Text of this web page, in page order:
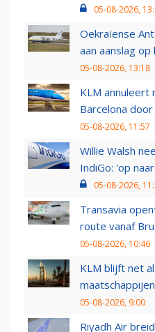
05-08-2026,
Oekraïense
aan aanslag
05-08-2026, 13:18
KLM annuleert
Barcelona
05-08-2026, 11:57
Willie Walsh
IndiGo: 'op
05-08-2026,
Transavia
route vanaf
05-08-2026, 10:46
KLM blijft net
05-08-2026, 9:00
Riyadh Air